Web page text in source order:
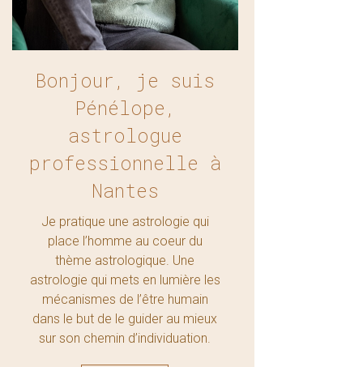
Bonjour, je suis
Pénélope,
astrologue
professionnelle à
Nantes
Je pratique une astrologie qui
place l’homme au coeur du
thème astrologique. Une
astrologie qui mets en lumière les
mécanismes de l’être humain
dans le but de le guider au mieux
sur son chemin d’individuation.